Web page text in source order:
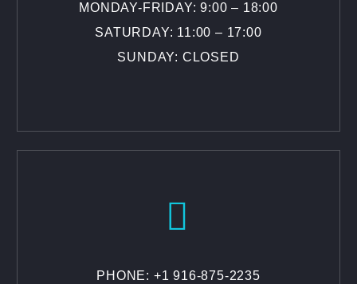
MONDAY-FRIDAY: 9:00 – 18:00
SATURDAY: 11:00 – 17:00
SUNDAY: CLOSED


PHONE: +1 916-875-2235